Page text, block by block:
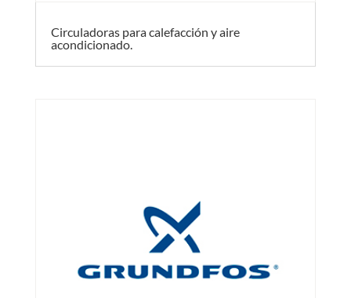
Circuladoras para calefacción y aire
acondicionado.